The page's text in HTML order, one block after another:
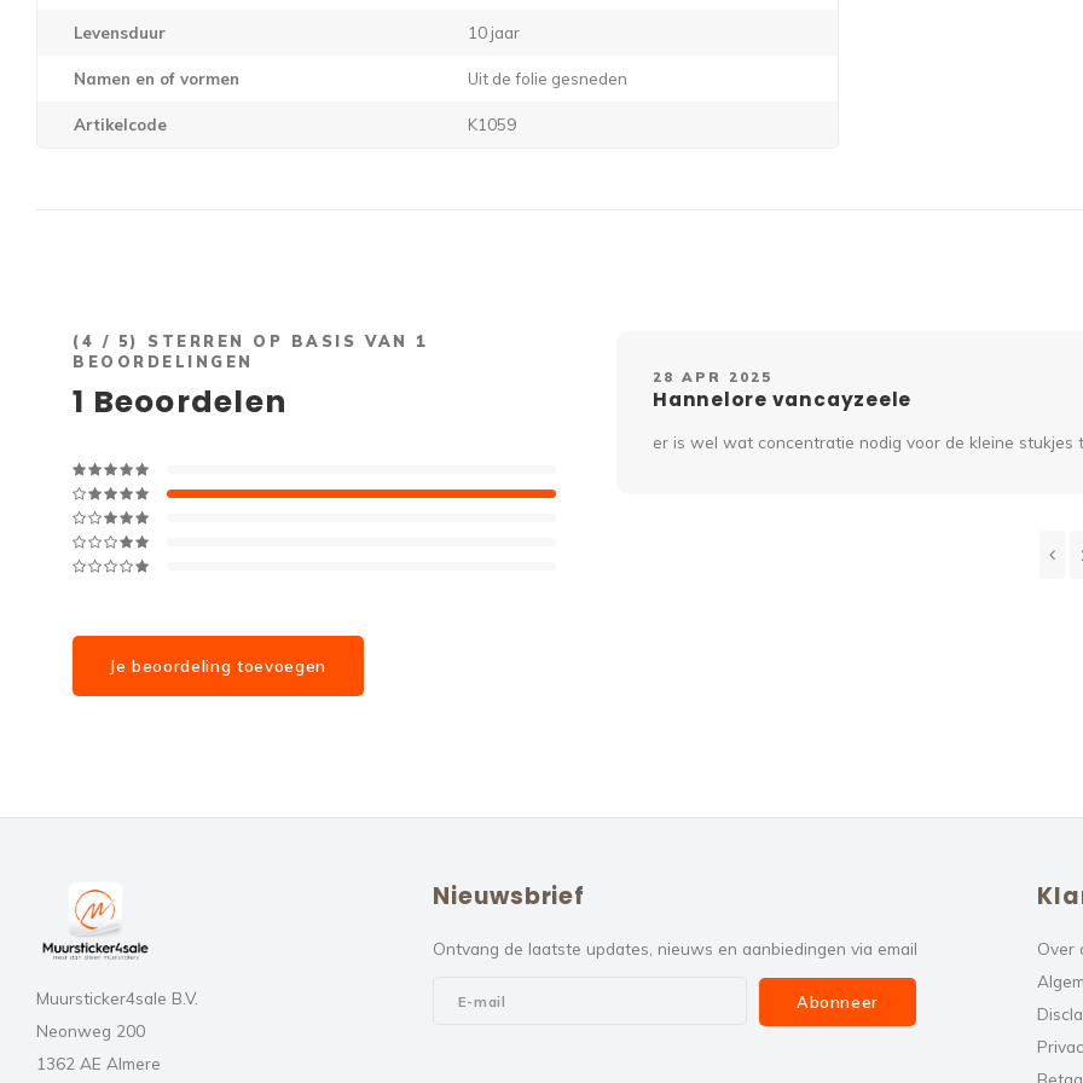
Levensduur 10 jaar
Namen en of vormen Uit de folie gesneden
Artikelcode K1059
(4 / 5) STERREN OP BASIS VAN 1
BEOORDELINGEN
1 Beoordelen
Je beoordeling toevoegen
28 APR 2025
Hannelore vancayzeele
er is wel wat concentratie nodig voor de kleine
Muursticker4sale B.V.
Neonweg 200
1362 AE Almere
Nieuwsbrief
Ontvang de laatste updates, nieuws en aanbiedingen via email
Abonneer
Over